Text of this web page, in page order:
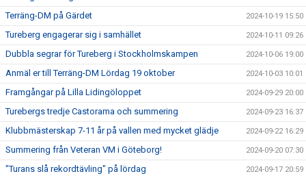
Terräng-DM på Gärdet 2024-10-19 15:50
Tureberg engagerar sig i samhället 2024-10-11 09:26
Dubbla segrar för Tureberg i Stockholmskampen 2024-10-06 19:00
Anmäl er till Terräng-DM Lördag 19 oktober 2024-10-03 10:01
Framgångar på Lilla Lidingöloppet 2024-09-29 20:00
Turebergs tredje Castorama och summering 2024-09-23 16:37
Klubbmästerskap 7-11 år på vallen med mycket glädje 2024-09-22 16:29
Summering från Veteran VM i Göteborg! 2024-09-20 07:30
"Turans slå rekordtävling" på lördag 2024-09-17 20:59